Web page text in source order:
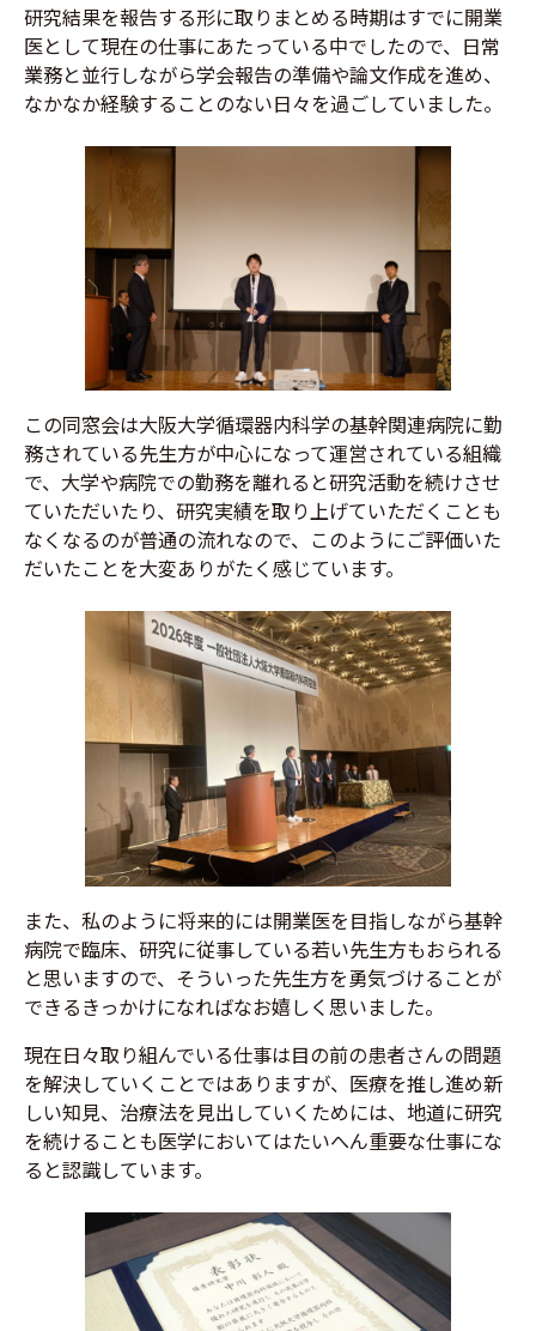
研究結果を報告する形に取りまとめる時期はすでに開業
医として現在の仕事にあたっている中でしたので、日常
業務と並行しながら学会報告の準備や論文作成を進め、
なかなか経験することのない日々を過ごしていました。
この同窓会は大阪大学循環器内科学の基幹関連病院に勤
務されている先生方が中心になって運営されている組織
で、大学や病院での勤務を離れると研究活動を続けさせ
ていただいたり、研究実績を取り上げていただくことも
なくなるのが普通の流れなので、このようにご評価いた
だいたことを大変ありがたく感じています。
また、私のように将来的には開業医を目指しながら基幹
病院で臨床、研究に従事している若い先生方もおられる
と思いますので、そういった先生方を勇気づけることが
できるきっかけになればなお嬉しく思いました。
現在日々取り組んでいる仕事は目の前の患者さんの問題
を解決していくことではありますが、医療を推し進め新
しい知見、治療法を見出していくためには、地道に研究
を続けることも医学においてはたいへん重要な仕事にな
ると認識しています。